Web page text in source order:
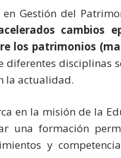
Gestión del
cambios
los patrimonios
diferentes disciplinas
la actualidad.
en la misión de la
una formación
y